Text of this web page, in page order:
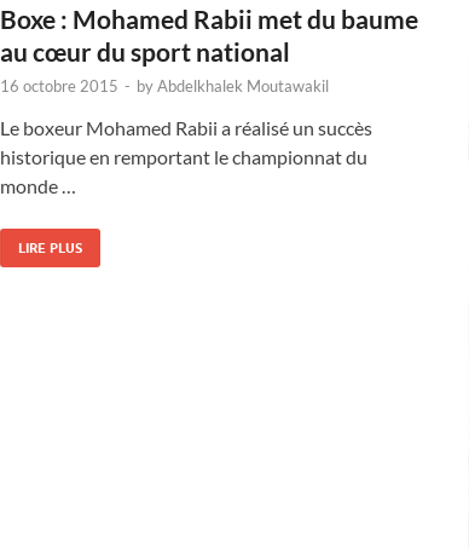
Boxe : Mohamed Rabii met du baume
au cœur du sport national
16 octobre 2015 - byAbdelkhalek Moutawakil
Le boxeur Mohamed Rabii a réalisé un succès
historique en remportant le championnat du
monde …
LIRE PLUS